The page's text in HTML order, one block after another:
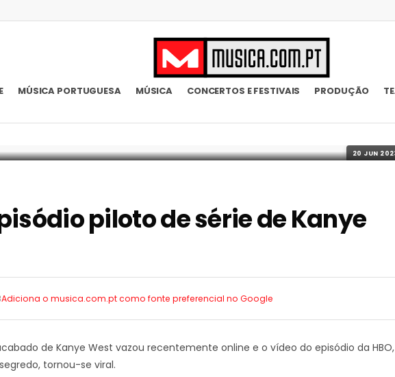
MÚSICA PORTUGUESA MÚSICA CONCERTOS E FESTIVAIS PRODUÇÃO
20 JUN
piloto de série de Kanye
Adiciona o musica.com.pt como fonte preferencial no Google
de Kanye West vazou recentemente online e o vídeo do episódio da HBO,
tornou-se viral.